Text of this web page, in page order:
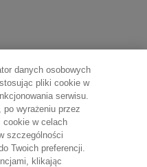
danych osobowych
pliki cookie w
serwisu.
po wyrażeniu przez
cookie w celach
szczególności
Twoich preferencji.
klikając